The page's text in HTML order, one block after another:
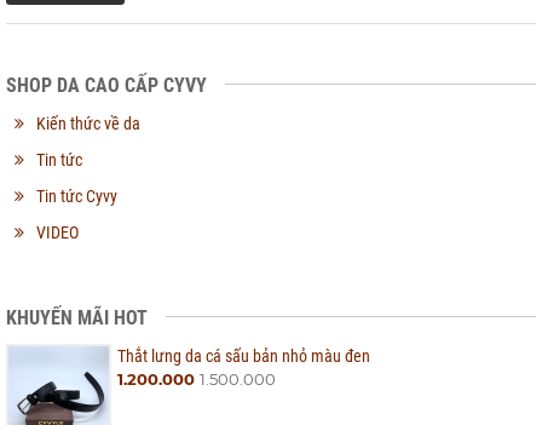
SHOP DA CAO CẤP CYVY
Kiến thức về da
Tin tức
Tin tức Cyvy
VIDEO
KHUYẾN MÃI HOT
Thắt lưng da cá sấu bản nhỏ màu đen
1.200.000 1.500.000